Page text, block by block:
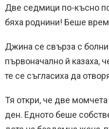
Две седмици по-късно
бяха роднини! Беше
Джина се свърза с
първоначално й казаха,
те се съгласиха да
Тя откри, че две
ден. Едното беше